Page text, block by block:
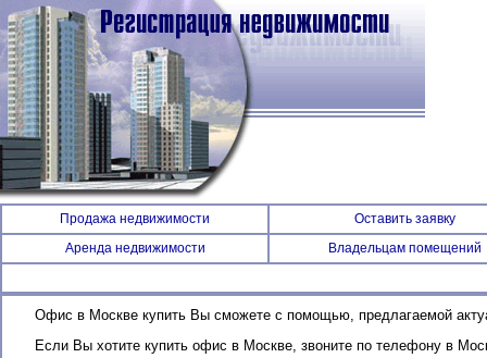
Продажа недвижимости
Оставить заявку
Аренда недвижимости
Владельцам помещений
Офис в Москве купить Вы сможете с помощью, предлагаемой
Если Вы хотите купить офис в Москве, звоните по телефону в